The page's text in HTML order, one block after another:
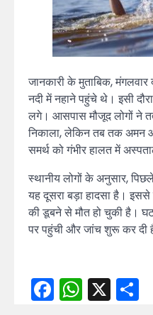
जानकारी के मुताबिक, मंगलवार
नदी में नहाने पहुंचे थे। इसी
लगे। आसपास मौजूद लोगों ने
निकाला, लेकिन तब तक अमन
समर्थ को गंभीर हालत में
स्थानीय लोगों के अनुसार,
यह दूसरा बड़ा हादसा है। इससे
की डूबने से मौत हो चुकी है।
पर पहुंची और जांच शुरू कर दी
Facebook
X